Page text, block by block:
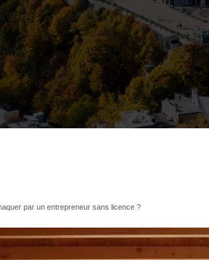
par un entrepreneur sans licence ?